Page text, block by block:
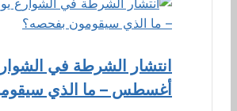
أغسطس – ما الذي